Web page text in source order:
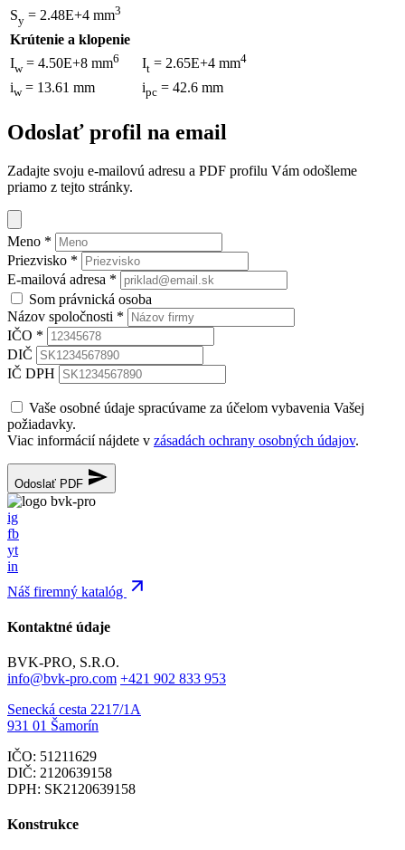
Sy = 2.48E+4 mm3
Krútenie a klopenie
Iw = 4.50E+8 mm6 It = 2.65E+4 mm4
iw= 13.61 mm ipc = 42.6 mm
Odoslať profil na email
Zadajte svoju e-mailovú adresu a PDF profilu Vám odošleme
priamo z tejto stránky.
Meno *
Priezvisko *
E-mailová adresa *
Som právnická osoba
Názov spoločnosti *
IČO *
DIČ
IČ DPH
Vaše osobné údaje spracúvame za účelom vybavenia Vašej
požiadavky.
Viac informácií nájdete v zásadách ochrany osobných údajov.
Odoslať PDF
ig
fb
yt
in
Náš firemný katalóg
Kontaktné údaje
BVK-PRO, S.R.O.
info@bvk-pro.com +421 902 833 953
Senecká cesta 2217/1A
931 01 Šamorín
IČO: 51211629
DIČ: 2120639158
DPH: SK2120639158
Konstrukce